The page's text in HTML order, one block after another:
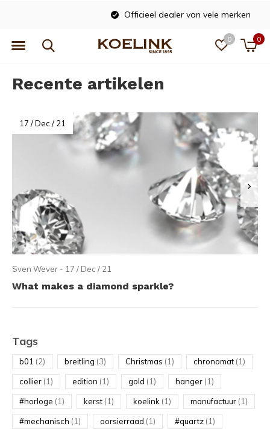
0 0
Officieel dealer van vele merken
Recente artikelen
17 / Dec / 21
Sven Wever - 17 / Dec / 21
What makes a diamond sparkle?
Tags
b01 (2) breitling (3) Christmas (1) chronomat (1)
collier (1) edition (1) gold (1) hanger (1)
#horloge (1) kerst (1) koelink (1) manufactuur (1)
#mechanisch (1) oorsierraad (1) #quartz (1)